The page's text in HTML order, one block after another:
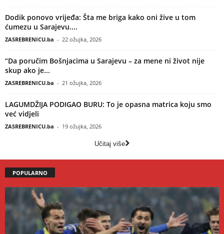
Dodik ponovo vrijeđa: Šta me briga kako oni žive u tom
ćumezu u Sarajevu....
ZASREBRENICU.ba - 22 ožujka, 2026
“Da poručim Bošnjacima u Sarajevu – za mene ni život nije
skup ako je...
ZASREBRENICU.ba - 21 ožujka, 2026
LAGUMDŽIJA PODIGAO BURU: To je opasna matrica koju smo
već vidjeli
ZASREBRENICU.ba - 19 ožujka, 2026
Učitaj više
POPULARNO